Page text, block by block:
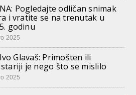
Pogledajte odličan snimak
i vratite se na trenutak u
godinu
2025
Glavaš: Primošten ili
je nego što se mislilo
2025